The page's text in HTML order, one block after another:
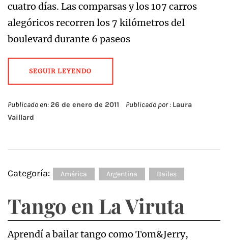
cuatro días. Las comparsas y los 107 carros
alegóricos recorren los 7 kilómetros del
boulevard durante 6 paseos
SEGUIR LEYENDO
Publicado en:26 de enero de 2011 Publicado por : Laura
Vaillard
Categoría: América Argentina Bailes
Tango en La Viruta
Aprendí a bailar tango como Tom&Jerry,